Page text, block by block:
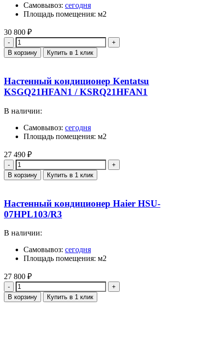
Самовывоз: сегодня
Площадь помещения: м2
30 800 ₽
Количество
В корзину Купить в 1 клик
Настенный кондиционер Kentatsu
KSGQ21HFAN1 / KSRQ21HFAN1
В наличии:
Самовывоз: сегодня
Площадь помещения: м2
27 490 ₽
Количество
В корзину Купить в 1 клик
Настенный кондиционер Haier HSU-
07HPL103/R3
В наличии:
Самовывоз: сегодня
Площадь помещения: м2
27 800 ₽
Количество
В корзину Купить в 1 клик